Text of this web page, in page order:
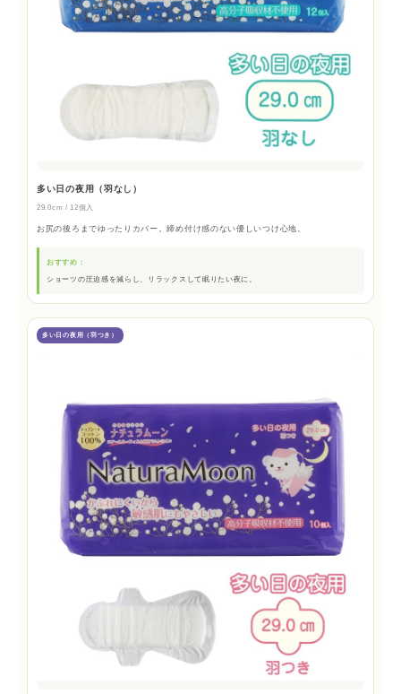
多い日の夜用（羽なし）
29.0cm / 12個入
お尻の後ろまでゆったりカバー。締め付け感のない優しいつけ心地。
おすすめ：
ショーツの圧迫感を減らし、リラックスして眠りたい夜に。
多い日の夜用（羽つき）